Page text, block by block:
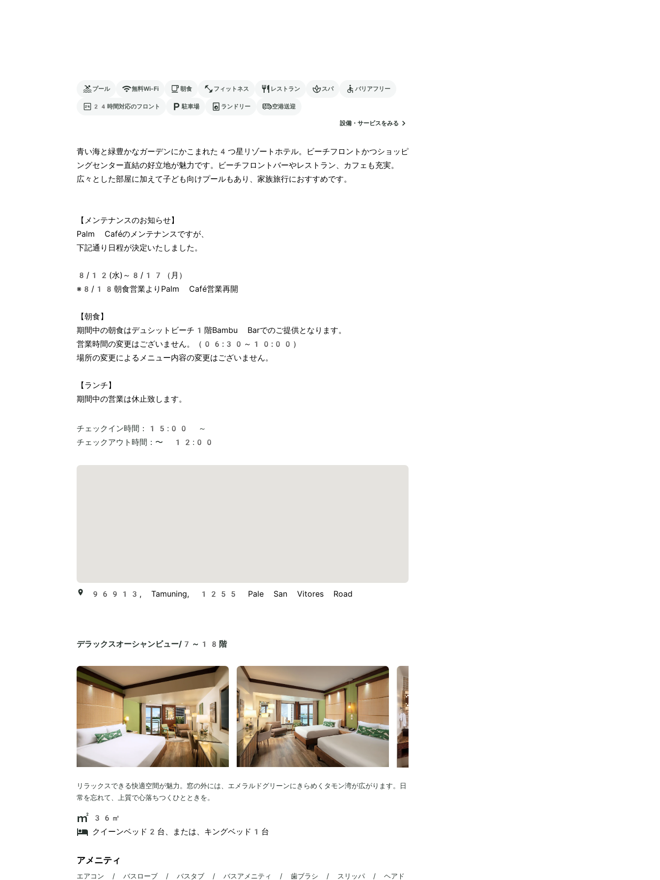
プール 無料Wi-Fi 朝食 フィットネス レストラン スパ バリアフリー
24時間対応のフロント 駐車場 ランドリー 空港送迎
設備・サービスをみる
青い海と緑豊かなガーデンにかこまれた4つ星リゾートホテル。ビーチフロントかつショッピ
ングセンター直結の好立地が魅力です。ビーチフロントバーやレストラン、カフェも充実。
広々とした部屋に加えて子ども向けプールもあり、家族旅行におすすめです。
【メンテナンスのお知らせ】
Palm Caféのメンテナンスですが、
下記通り日程が決定いたしました。
8/12(水)～8/17（月）
※8/18朝食営業よりPalm Café営業再開
【朝食】
期間中の朝食はデュシットビーチ1階Bambu Barでのご提供となります。
営業時間の変更はございません。（06:30～10:00）
場所の変更によるメニュー内容の変更はございません。
【ランチ】
期間中の営業は休止致します。
チェックイン時間：
15:00 ～
チェックアウト時間： 〜 12:00
96913, Tamuning, 1255 Pale San Vitores Road
デラックスオーシャンビュー/7～18階
リラックスできる快適空間が魅力。窓の外には、エメラルドグリーンにきらめくタモン湾が広がります。日
常を忘れて、上質で心落ちつくひとときを。
36㎡
クイーンベッド2台、または、キングベッド1台
アメニティ
エアコン / バスローブ / バスタブ / バスアメニティ / 歯ブラシ / スリッパ / ヘアド